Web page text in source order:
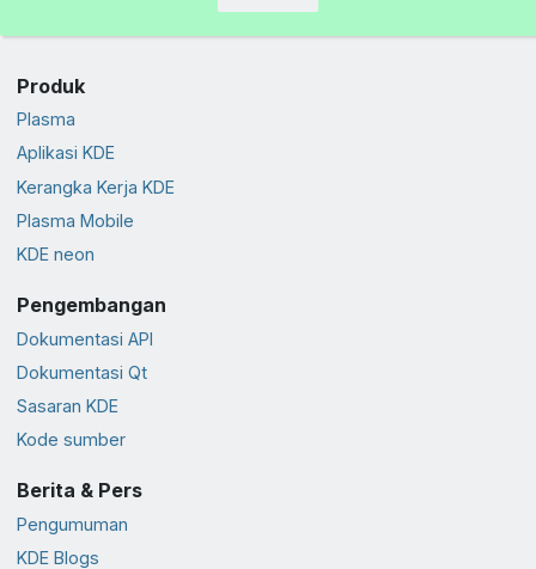
Produk
Plasma
Aplikasi KDE
Kerangka Kerja KDE
Plasma Mobile
KDE neon
Pengembangan
Dokumentasi API
Dokumentasi Qt
Sasaran KDE
Kode sumber
Berita & Pers
Pengumuman
KDE Blogs